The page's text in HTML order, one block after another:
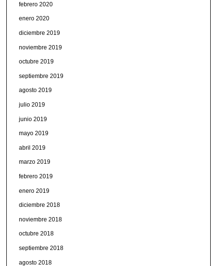
febrero 2020
enero 2020
diciembre 2019
noviembre 2019
octubre 2019
septiembre 2019
agosto 2019
julio 2019
junio 2019
mayo 2019
abril 2019
marzo 2019
febrero 2019
enero 2019
diciembre 2018
noviembre 2018
octubre 2018
septiembre 2018
agosto 2018